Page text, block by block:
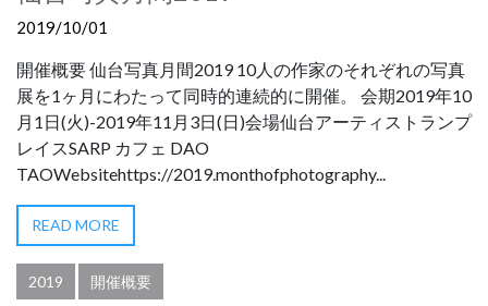
2019/10/01
開催概要 仙台写真月間2019 10人の作家のそれぞれの写真
展を1ヶ月にわたって同時的連続的に開催。 会期2019年10
月1日(火)-2019年11月3日(日)会場仙台アーティストランプ
レイスSARP カフェ DAO
TAOWebsitehttps://2019.monthofphotography...
READ MORE
2019 開催概要